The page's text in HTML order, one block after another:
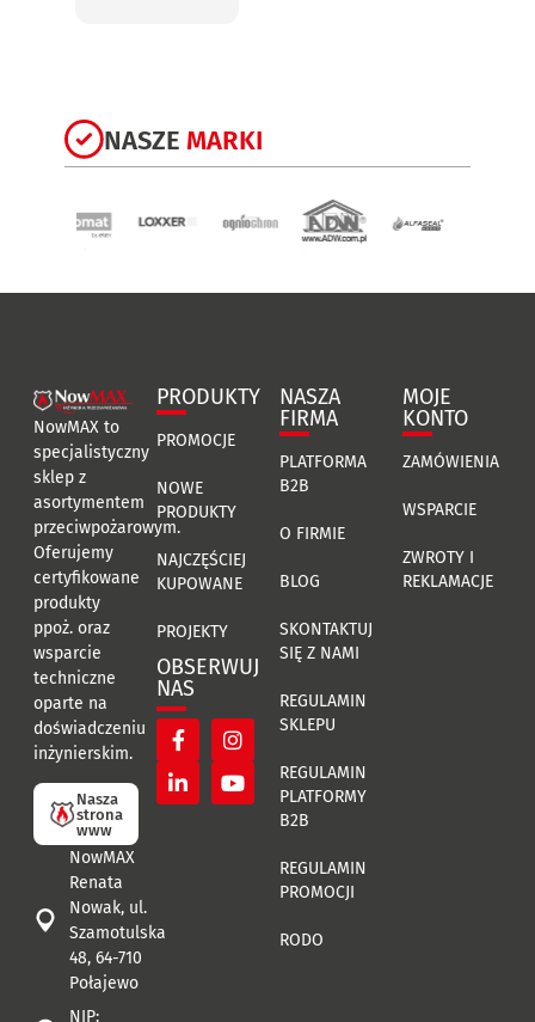
NASZE MARKI
NowMAX to
specjalistyczny
sklep z
asortymentem
przeciwpożarowym.
Oferujemy
certyfikowane
produkty
ppoż. oraz
wsparcie
techniczne
oparte na
doświadczeniu
inżynierskim.
Nasza
strona
www
NowMAX
Renata
Nowak, ul.
Szamotulska
48, 64-710
Połajewo
NIP:
PRODUKTY
PROMOCJE
NOWE
PRODUKTY
NAJCZĘŚCIEJ
KUPOWANE
PROJEKTY
OBSERWUJ
NAS
NASZA
FIRMA
PLATFORMA
B2B
O FIRMIE
BLOG
SKONTAKTUJ
SIĘ Z NAMI
REGULAMIN
SKLEPU
REGULAMIN
PLATFORMY
B2B
REGULAMIN
PROMOCJI
RODO
MOJE
KONTO
ZAMÓWIENIA
WSPARCIE
ZWROTY I
REKLAMACJE